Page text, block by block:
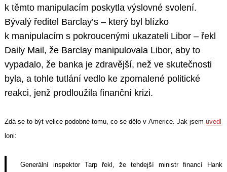
k těmto manipulacím poskytla výslovné svolení.
Bývalý ředitel Barclay’s – který byl blízko
k manipulacím s pokroucenými ukazateli Libor – řekl
Daily Mail, že Barclay manipulovala Libor, aby to
vypadalo, že banka je zdravější, než ve skutečnosti
byla, a tohle tutlání vedlo ke zpomalené politické
reakci, jenž prodloužila finanční krizi.
Zdá se to být velice podobné tomu, co se dělo v Americe. Jak jsem uvedl
loni:
Generální inspektor Tarp řekl, že tehdejší ministr financí Hank